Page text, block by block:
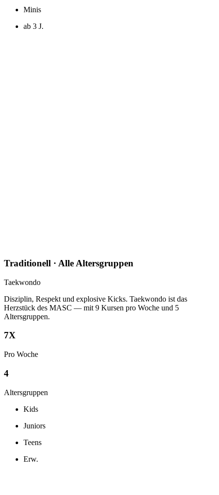
Minis
ab 3 J.
Traditionell · Alle Altersgruppen
Taekwondo
Disziplin, Respekt und explosive Kicks. Taekwondo ist das
Herzstück des MASC — mit 9 Kursen pro Woche und 5
Altersgruppen.
7X
Pro Woche
4
Altersgruppen
Kids
Juniors
Teens
Erw.